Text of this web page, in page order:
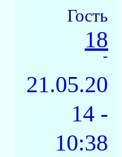
Гость
18
-
21.05.20
14 -
10:38